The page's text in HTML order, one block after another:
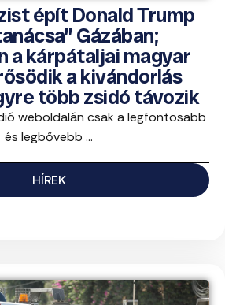
épít Donald Trump
Gázában;
a kárpátaljai magyar
a kivándorlás
több zsidó távozik
weboldalán csak a legfontosabb
és legbővebb ...
HÍREK